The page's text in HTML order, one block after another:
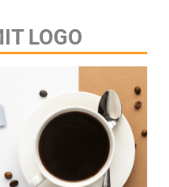
LOGO